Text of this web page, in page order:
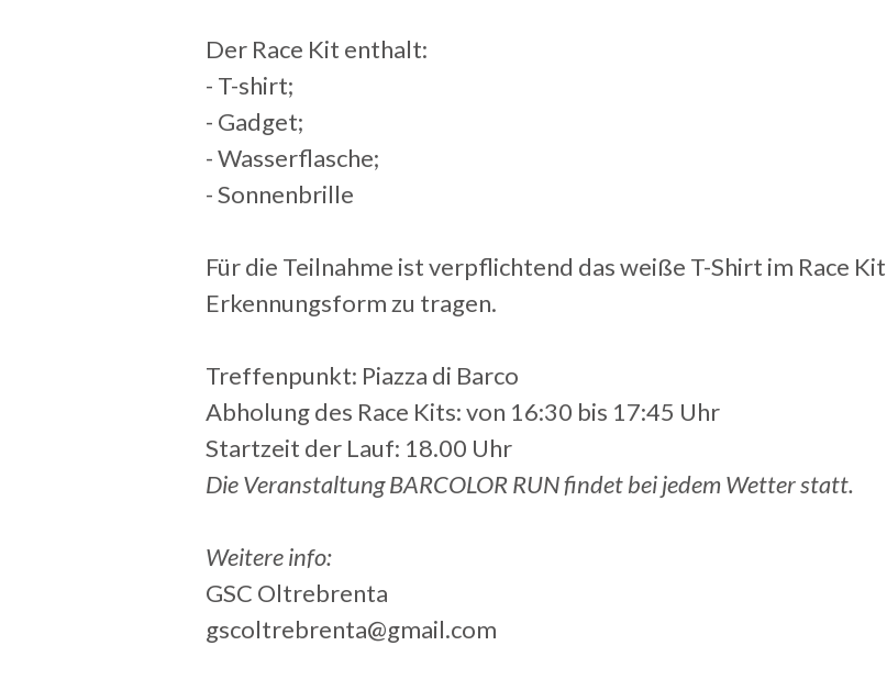
Der Race Kit enthalt:
- T-shirt;
- Gadget;
- Wasserflasche;
- Sonnenbrille
Für die Teilnahme ist verpflichtend das weiße T-Shirt im Race
Erkennungsform zu tragen.
Treffenpunkt: Piazza di Barco
Abholung des Race Kits: von 16:30 bis 17:45 Uhr
Startzeit der Lauf: 18.00 Uhr
Die Veranstaltung BARCOLOR RUN findet bei jedem Wetter statt.
Weitere info:
GSC Oltrebrenta
gscoltrebrenta@gmail.com